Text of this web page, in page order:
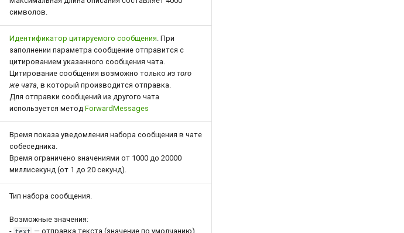
символов.
Идентификатор цитируемого сообщения . При
заполнении параметра сообщение отправится с
цитированием указанного сообщения чата.
Цитирование сообщения возможно только из того
же чата , в который производится отправка.
Для отправки сообщений из другого чата
используется метод ForwardMessages
Время показа уведомления набора сообщения в чате
собеседника.
Время ограничено значениями от 1000 до 20000
миллисекунд (от 1 до 20 секунд).
Тип набора сообщения.
Возможные значения:
- text — отправка текста (значение по умолчанию)